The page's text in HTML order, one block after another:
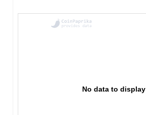
No data to display